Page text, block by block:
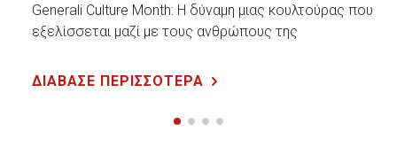
Generali Culture Month: Η δύναμη μιας κουλτούρας που
εξελίσσεται μαζί με τους ανθρώπους της
ΔΙΑΒΑΣΕ ΠΕΡΙΣΣΟΤΕΡΑ